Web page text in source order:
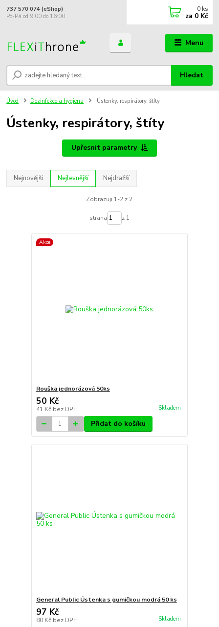
Menu
Hledat
737 570 074 (eShop)
Po-Pá od 9:00 do 16:00
0 ks
za 0 Kč
Úvod Dezinfekce a hygiena Ústenky, respirátory, štíty
Ústenky, respirátory, štíty
Upřesnit parametry
Nejnovější Nejlevnější Nejdražší
Zobrazuji 1-2 z 2
strana z 1
Akce
Rouška jednorázová 50ks
50 Kč
41 Kč bez DPH Skladem
Přidat do košíku
General Public Ústenka s gumičkou modrá 50 ks
97 Kč
80 Kč bez DPH Skladem